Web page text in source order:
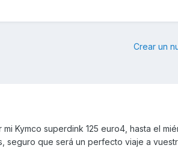
Crear un
Kymco superdink 125 euro4, hasta el
seguro que será un perfecto viaje a